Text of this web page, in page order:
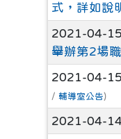
式，詳如說
2021-04-15
舉辦第2場
2021-04-15
/ 輔導室公告)
2021-04-